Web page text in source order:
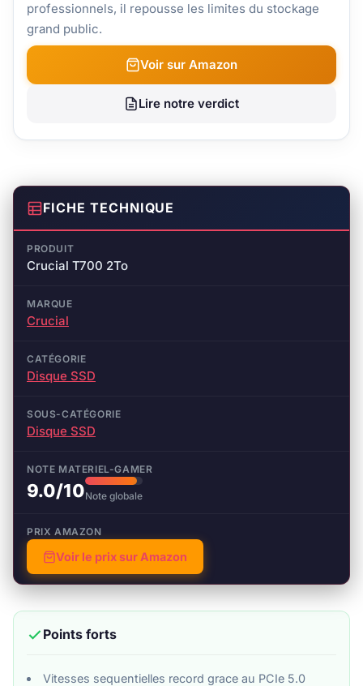
professionnels, il repousse les limites du stockage
grand public.
Voir sur Amazon
Lire notre verdict
FICHE TECHNIQUE
PRODUIT
Crucial T700 2To
MARQUE
Crucial
CATÉGORIE
Disque SSD
SOUS-CATÉGORIE
Disque SSD
NOTE MATERIEL-GAMER
9.0/10Note globale
PRIX AMAZON
Voir le prix sur Amazon
Points forts
Vitesses sequentielles record grace au PCIe 5.0